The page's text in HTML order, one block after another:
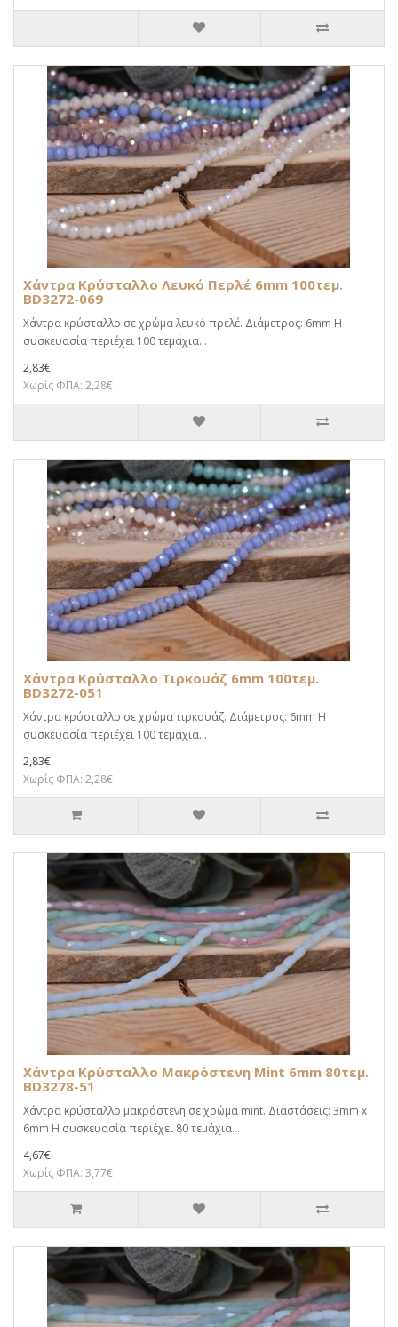
Χάντρα Κρύσταλλο Λευκό Περλέ 6mm 100τεμ.
BD3272-069
Χάντρα κρύσταλλο σε χρώμα λευκό πρελέ. Διάμετρος: 6mm Η
συσκευασία περιέχει 100 τεμάχια...
2,83€
Χωρίς ΦΠΑ: 2,28€
Χάντρα Κρύσταλλο Τιρκουάζ 6mm 100τεμ.
BD3272-051
Χάντρα κρύσταλλο σε χρώμα τιρκουάζ. Διάμετρος: 6mm Η
συσκευασία περιέχει 100 τεμάχια...
2,83€
Χωρίς ΦΠΑ: 2,28€
Χάντρα Κρύσταλλο Μακρόστενη Mint 6mm 80τεμ.
BD3278-51
Χάντρα κρύσταλλο μακρόστενη σε χρώμα mint. Διαστάσεις: 3mm x
6mm Η συσκευασία περιέχει 80 τεμάχια...
4,67€
Χωρίς ΦΠΑ: 3,77€